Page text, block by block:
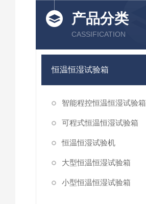
产品分类
CASSIFICATION
恒温恒湿试验箱
智能程控恒温恒湿试验箱
可程式恒温恒湿试验箱
恒温恒湿试验机
大型恒温恒湿试验箱
小型恒温恒湿试验箱